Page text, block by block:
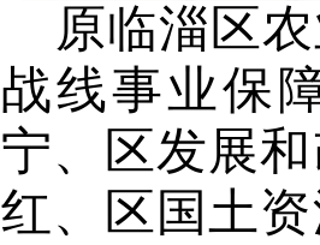
原临淄区
战线事业保
宁、
区发展
红、
区国土